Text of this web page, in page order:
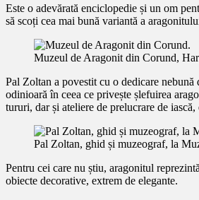
Este o adevărată enciclopedie și un om
să scoți cea mai bună variantă a
Muzeul de Aragonit din Corund,
Pal Zoltan a povestit cu o dedicare
odinioară în ceea ce privește șlefuirea
tururi, dar și ateliere de prelucrare de
Pal Zoltan, ghid și muzeograf, la
Pentru cei care nu știu, aragonitul
obiecte decorative, extrem de elegante.